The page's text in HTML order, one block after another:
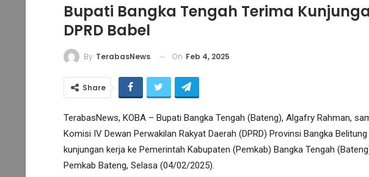
Bupati Bangka Tengah Terima
DPRD Babel
By TerabasNews On Feb 4, 2025
Share
TerabasNews, KOBA – Bupati Bangka Tengah (Bateng), Algafry Rahman,
Komisi IV Dewan Perwakilan Rakyat Daerah (DPRD) Provinsi Bangka
kunjungan kerja ke Pemerintah Kabupaten (Pemkab) Bangka Tengah
Pemkab Bateng, Selasa (04/02/2025).